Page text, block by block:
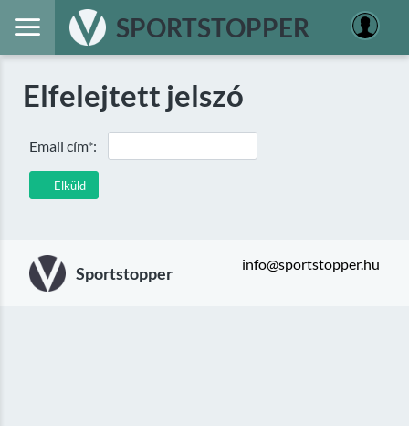
SPORTSTOPPER
Elfelejtett jelszó
Elküld
Email cím*:
Sportstopper info@sportstopper.hu